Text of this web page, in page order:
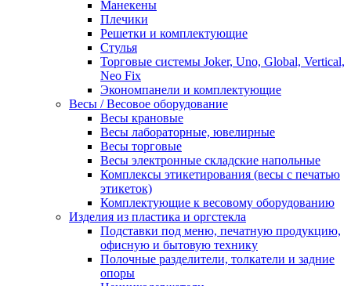
Манекены
Плечики
Решетки и комплектующие
Стулья
Торговые системы Joker, Uno, Global, Vertical,
Neo Fix
Экономпанели и комплектующие
Весы / Весовое оборудование
Весы крановые
Весы лабораторные, ювелирные
Весы торговые
Весы электронные складские напольные
Комплексы этикетирования (весы с печатью
этикеток)
Комплектующие к весовому оборудованию
Изделия из пластика и оргстекла
Подставки под меню, печатную продукцию,
офисную и бытовую технику
Полочные разделители, толкатели и задние
опоры